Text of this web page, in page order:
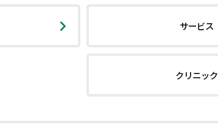
サービス
クリニック